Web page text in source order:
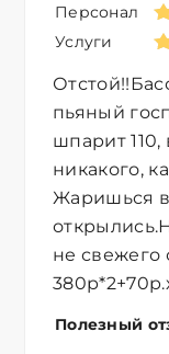
Персонал
Услуги
пьяный
шпарит
никакого,
Жаришься
не свежего
Полезный